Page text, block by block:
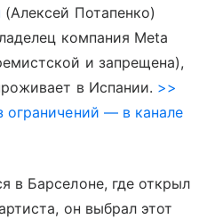
(Алексей Потапенко)
компания Meta
и запрещена),
в Испании. >>
ограничений — в канале
в Барселоне, где открыл
он выбрал этот